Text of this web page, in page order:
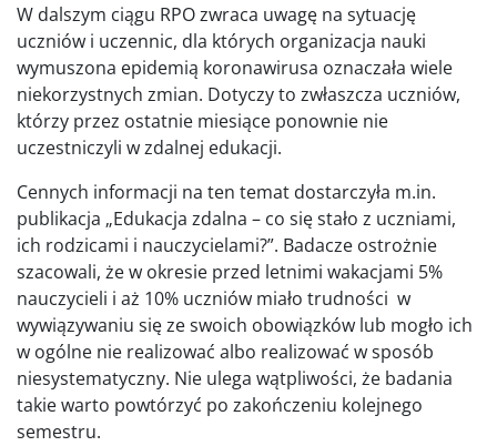
W dalszym ciągu RPO zwraca uwagę na sytuację
uczniów i uczennic, dla których organizacja nauki
wymuszona epidemią koronawirusa oznaczała wiele
niekorzystnych zmian. Dotyczy to zwłaszcza uczniów,
którzy przez ostatnie miesiące ponownie nie
uczestniczyli w zdalnej edukacji.
Cennych informacji na ten temat dostarczyła m.in.
publikacja „Edukacja zdalna – co się stało z uczniami,
ich rodzicami i nauczycielami?”. Badacze ostrożnie
szacowali, że w okresie przed letnimi wakacjami 5%
nauczycieli i aż 10% uczniów miało trudności w
wywiązywaniu się ze swoich obowiązków lub mogło ich
w ogólne nie realizować albo realizować w sposób
niesystematyczny. Nie ulega wątpliwości, że badania
takie warto powtórzyć po zakończeniu kolejnego
semestru.